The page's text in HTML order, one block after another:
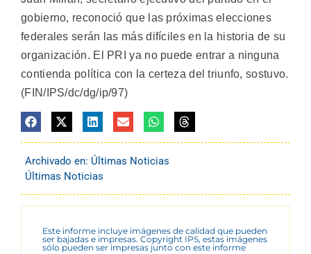
gobierno, reconoció que las próximas elecciones
federales serán las más difíciles en la historia de su
organización. El PRI ya no puede entrar a ninguna
contienda política con la certeza del triunfo, sostuvo.
(FIN/IPS/dc/dg/ip/97)
Archivado en: Últimas Noticias
Últimas Noticias
Este informe incluye imágenes de calidad que pueden
ser bajadas e impresas. Copyright IPS, estas imágenes
sólo pueden ser impresas junto con este informe